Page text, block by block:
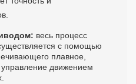
весь процесс
с помощью
плавное,
движением